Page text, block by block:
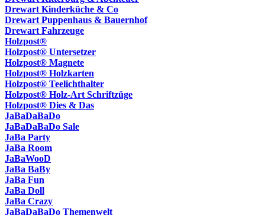
Drewart Kinderküche & Co
Drewart Puppenhaus & Bauernhof
Drewart Fahrzeuge
Holzpost®
Holzpost® Untersetzer
Holzpost® Magnete
Holzpost® Holzkarten
Holzpost® Teelichthalter
Holzpost® Holz-Art Schriftzüge
Holzpost® Dies & Das
JaBaDaBaDo
JaBaDaBaDo Sale
JaBa Party
JaBa Room
JaBaWooD
JaBa BaBy
JaBa Fun
JaBa Doll
JaBa Crazy
JaBaDaBaDo Themenwelt